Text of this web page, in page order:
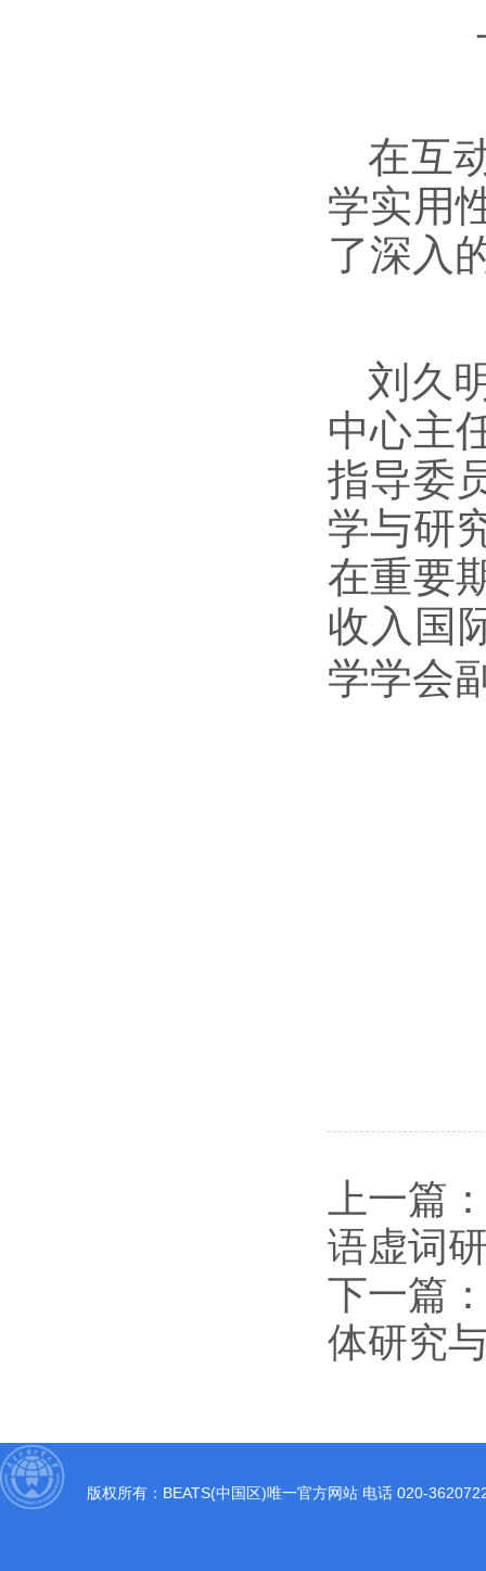
在互
学实用
了深入
刘久
中心主
指导委
学与研
在重要
收入国
学学会
上一篇
语虚词
下一篇
体研究
版权所有：BEATS(中国区)唯一官方网站 电话 020-